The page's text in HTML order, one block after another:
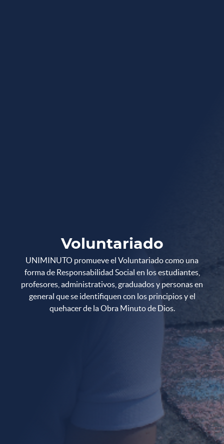
Voluntariado
UNIMINUTO promueve el Voluntariado como una
forma de Responsabilidad Social en los estudiantes,
profesores, administrativos, graduados y personas en
general que se identifiquen con los principios y el
quehacer de la Obra Minuto de Dios.